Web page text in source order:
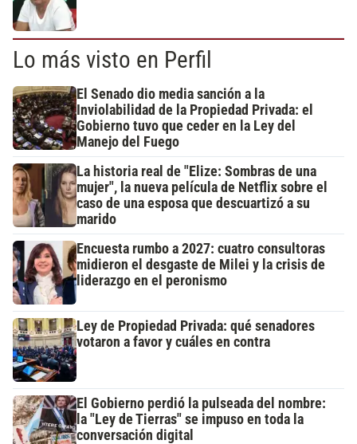
Lo más visto en Perfil
El Senado dio media sanción a la
Inviolabilidad de la Propiedad Privada: el
Gobierno tuvo que ceder en la Ley del
Manejo del Fuego
La historia real de "Elize: Sombras de una
mujer", la nueva película de Netflix sobre el
caso de una esposa que descuartizó a su
marido
Encuesta rumbo a 2027: cuatro consultoras
midieron el desgaste de Milei y la crisis de
liderazgo en el peronismo
Ley de Propiedad Privada: qué senadores
votaron a favor y cuáles en contra
El Gobierno perdió la pulseada del nombre:
la "Ley de Tierras" se impuso en toda la
conversación digital